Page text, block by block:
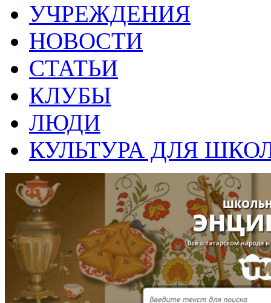
УЧРЕЖДЕНИЯ
НОВОСТИ
СТАТЬИ
КЛУБЫ
ЛЮДИ
КУЛЬТУРА ДЛЯ